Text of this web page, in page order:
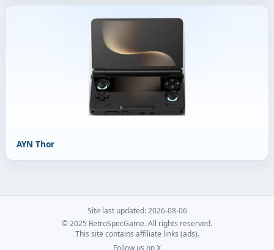
AYN Thor
Site last updated: 2026-08-06
© 2025 RetroSpecGame. All rights reserved.
This site contains affiliate links (ads).
Follow us on X